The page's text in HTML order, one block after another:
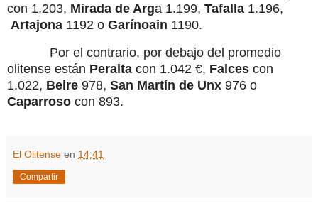
con 1.203, Mirada de Arga 1.199, Tafalla 1.196,
Artajona 1192 o Garínoain 1190.
Por el contrario, por debajo del promedio
olitense están Peralta con 1.042 €, Falces con
1.022, Beire 978, San Martín de Unx 976 o
Caparroso con 893.
El Olitense en 14:41
Compartir